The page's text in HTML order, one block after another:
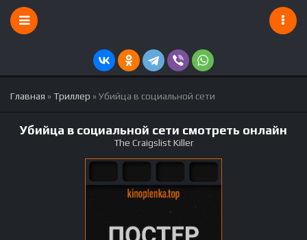
Главная »Триллер » Убийца в социальной сети
Убийца в социальной сети смотреть онлайн
The Craigslist Killer